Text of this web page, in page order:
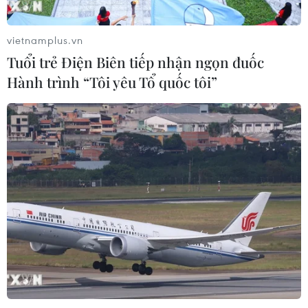
03/08/2026 06:24
Xem thêm
CƠ QUAN CHỦ QUẢN: THÔNG TẤN XÃ VIỆT NAM
Tổng Biên tập: TRẦN TIẾN DUẨN
Phó Tổng Biên tập: NGUYỄN THỊ TÁM, KHÚC THANH
THỦY
Sở hữu trí tuệ
Quy định sử dụng
RSS
Hỗ trợ
vietnamplus.vn
Tuổi trẻ Điện Biên tiếp nhận ngọn đuốc
Hành trình “Tôi yêu Tổ quốc tôi”